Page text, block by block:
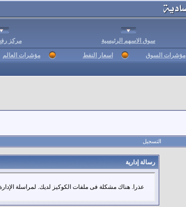
سوق الاسهم الرئيسية مركز
مؤشرات السوق اسعار النفط مؤشرات العالم
التسجيل
رسالة إدارية
عذرا. هناك مشكلة فى ملفات الكوكيز لديك. لمراسلة